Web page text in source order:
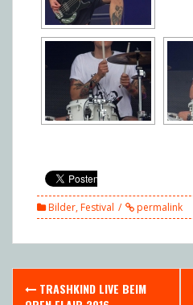
Bilder,Festival permalink
PostTRASHKIND LIVE BEIM